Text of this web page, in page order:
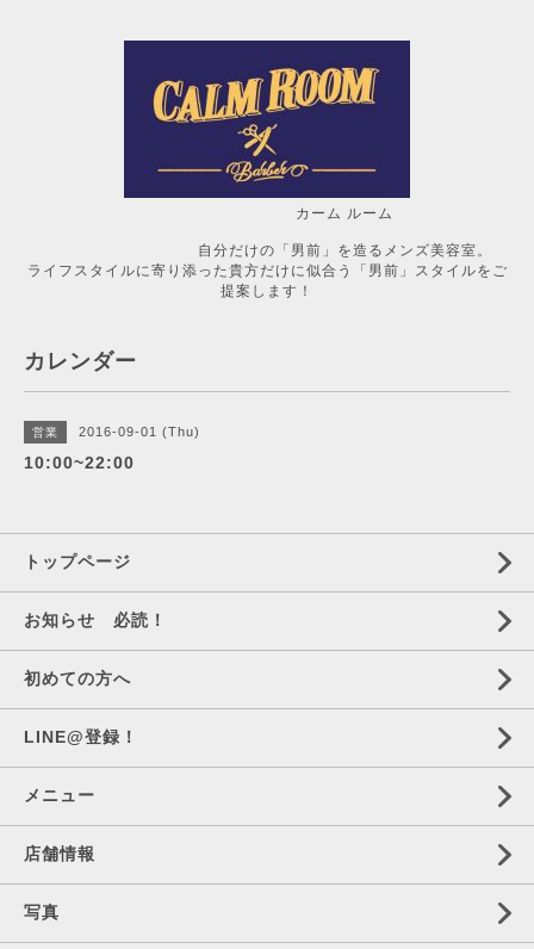
カーム ルーム
自分だけの「男前」を造るメンズ美容室。
ライフスタイルに寄り添った貴方だけに似合う「男前」スタイルをご
提案します！
カレンダー
営業 2016-09-01 (Thu)
10:00~22:00
トップページ
お知らせ 必読！
初めての方へ
LINE@登録！
メニュー
店舗情報
写真